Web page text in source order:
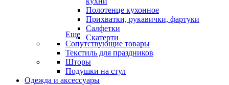
Полотенце кухонное
Прихватки, рукавички, фартуки
Салфетки
Скатерти
Еще
Сопутствующие товары
Текстиль для праздников
Шторы
Подушки на стул
Одежда и аксессуары